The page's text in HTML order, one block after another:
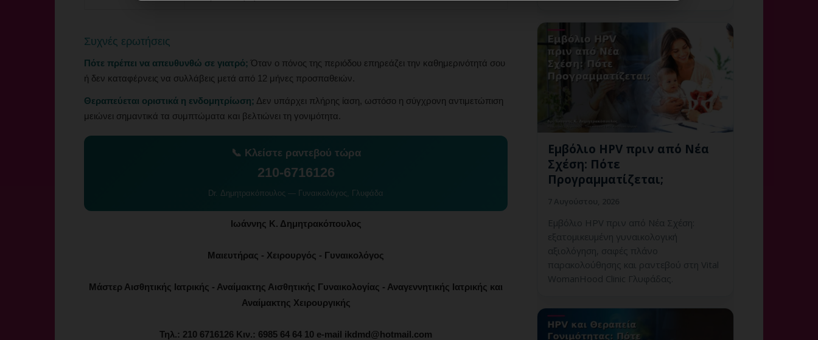
Συχνές ερωτήσεις
Πότε πρέπει να απευθυνθώ σε γιατρό; Όταν ο πόνος της περιόδου επηρεάζει την καθημερινότητά σου
ή δεν καταφέρνεις να συλλάβεις μετά από 12 μήνες προσπαθειών.
Θεραπεύεται οριστικά η ενδομητρίωση; Δεν υπάρχει πλήρης ίαση, ωστόσο η σύγχρονη αντιμετώπιση
μειώνει σημαντικά τα συμπτώματα και βελτιώνει τη γονιμότητα.
📞 Κλείστε ραντεβού τώρα
210-6716126
Dr. Δημητρακόπουλος — Γυναικολόγος, Γλυφάδα
Ιωάννης Κ. Δημητρακόπουλος
Μαιευτήρας - Χειρουργός - Γυναικολόγος
Μάστερ Αισθητικής Ιατρικής - Αναίμακτης Αισθητικής Γυναικολογίας - Αναγεννητικής Ιατρικής και
Αναίμακτης Χειρουργικής
Τηλ.: 210 6716126 Κιν.: 6985 64 64 10 e-mail ikdmd@hotmail.com
Εμβόλιο HPV πριν από Νέα
Σχέση: Πότε
Προγραμματίζεται;
Εμβόλιο HPV πριν από Νέα Σχέση:
εξατομικευμένη γυναικολογική
αξιολόγηση, σαφές πλάνο
παρακολούθησης και ραντεβού στη Vital
WomanHood Clinic Γλυφάδας.